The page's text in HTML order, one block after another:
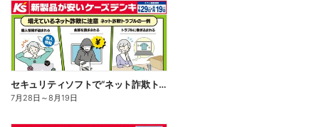
セキュリティソフトで“ネット詐欺トラブル”から守る!
7月28日 ～8月19日